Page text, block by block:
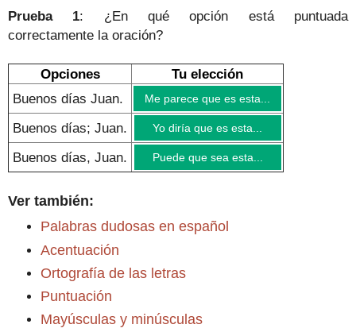
Prueba 1: ¿En qué opción está puntuada
correctamente la oración?
Opciones
Tu elección
Buenos días Juan.
Me parece que es esta...
Buenos días; Juan. Yo diría que es esta...
Buenos días, Juan. Puede que sea esta...
Ver también:
Palabras dudosas en español
Acentuación
Ortografía de las letras
Puntuación
Mayúsculas y minúsculas